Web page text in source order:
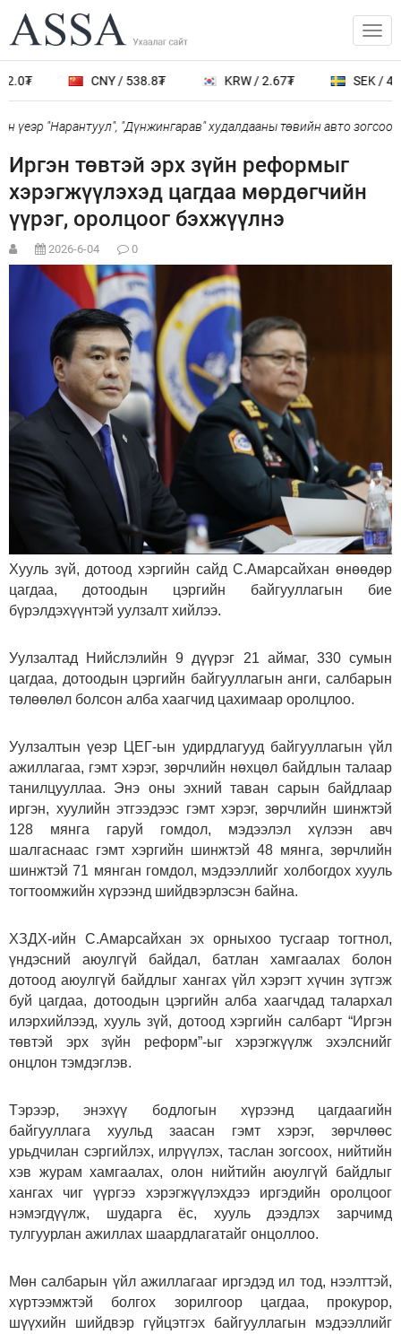
CNY / 538.8₮ KRW / 2.67₮ SEK /
үеэр "Нарантуул", "Дүнжингарав" худалдааны төвийн авто
Иргэн төвтэй эрх зүйн реформыг
хэрэгжүүлэхэд цагдаа мөрдөгчийн
үүрэг, оролцоог бэхжүүлнэ
2026-6-04 0
Хууль зүй, дотоод хэргийн сайд С.Амарсайхан өнөөдөр
цагдаа, дотоодын цэргийн байгууллагын бие
бүрэлдэхүүнтэй уулзалт хийлээ.
Уулзалтад Нийслэлийн 9 дүүрэг 21 аймаг, 330 сумын
цагдаа, дотоодын цэргийн байгууллагын анги, салбарын
төлөөлөл болсон алба хаагчид цахимаар оролцлоо.
Уулзалтын үеэр ЦЕГ-ын удирдлагууд байгууллагын үйл
ажиллагаа, гэмт хэрэг, зөрчлийн нөхцөл байдлын талаар
танилцууллаа. Энэ оны эхний таван сарын байдлаар
иргэн, хуулийн этгээдээс гэмт хэрэг, зөрчлийн шинжтэй
128 мянга гаруй гомдол, мэдээлэл хүлээн авч
шалгаснаас гэмт хэргийн шинжтэй 48 мянга, зөрчлийн
шинжтэй 71 мянган гомдол, мэдээллийг холбогдох хууль
тогтоомжийн хүрээнд шийдвэрлэсэн байна.
ХЗДХ-ийн С.Амарсайхан эх орныхоо тусгаар тогтнол,
үндэсний аюулгүй байдал, батлан хамгаалах болон
дотоод аюулгүй байдлыг хангах үйл хэрэгт хүчин зүтгэж
буй цагдаа, дотоодын цэргийн алба хаагчдад талархал
илэрхийлээд, хууль зүй, дотоод хэргийн салбарт “Иргэн
төвтэй эрх зүйн реформ”-ыг хэрэгжүүлж эхэлснийг
онцлон тэмдэглэв.
Тэрээр, энэхүү бодлогын хүрээнд цагдаагийн
байгууллага хуульд заасан гэмт хэрэг, зөрчлөөс
урьдчилан сэргийлэх, илрүүлэх, таслан зогсоох, нийтийн
хэв журам хамгаалах, олон нийтийн аюулгүй байдлыг
хангах чиг үүргээ хэрэгжүүлэхдээ иргэдийн оролцоог
нэмэгдүүлж, шударга ёс, хууль дээдлэх зарчимд
тулгуурлан ажиллах шаардлагатайг онцоллоо.
Мөн салбарын үйл ажиллагааг иргэдэд ил тод, нээлттэй,
хүртээмжтэй болгох зорилгоор цагдаа, прокурор,
шүүхийн шийдвэр гүйцэтгэх байгууллагын мэдээллийг